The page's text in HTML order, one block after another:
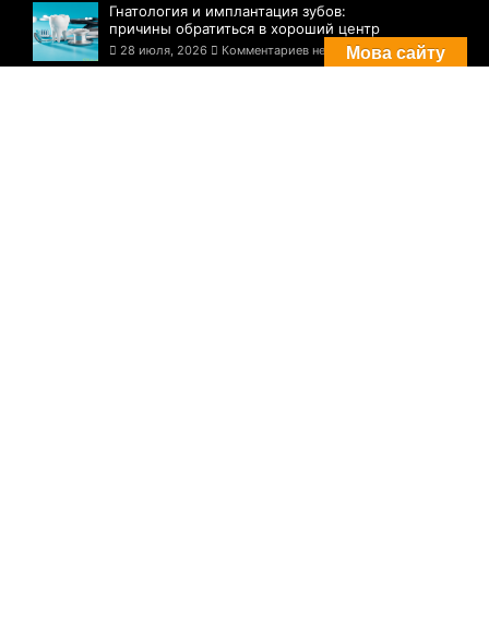
Гнатология и имплантация зубов:
причины обратиться в хороший центр
28 июля, 2026 Комментариев нет Мова сайту